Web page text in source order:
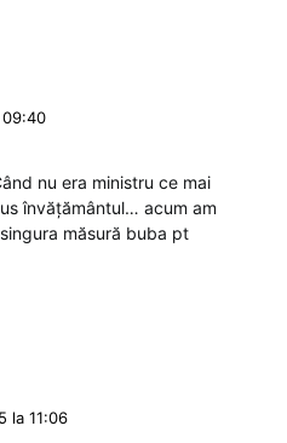
09:40
nu era ministru ce mai
învățământul… acum am
măsură buba pt
la 11:06